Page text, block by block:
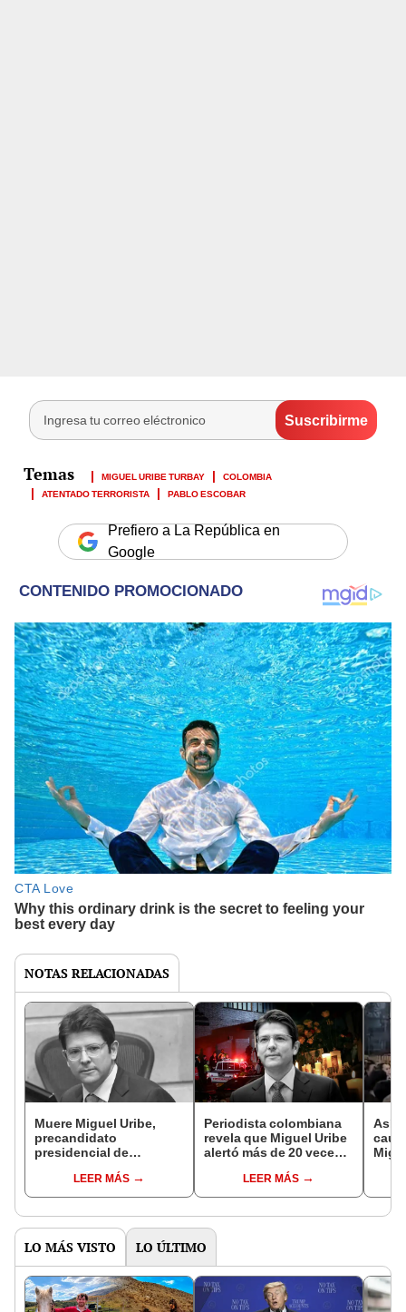
MIGUEL URIBE TURBAY
COLOMBIA
ATENTADO TERRORISTA
PABLO ESCOBAR
Prefiero a La República en
Google
NOTAS RELACIONADAS
Muere Miguel Uribe,
precandidato
presidencial de
un sicario de 15 años
durante un mitin
LEER MÁS
Periodista colombiana
revela que Miguel Uribe
alertó más de 20 veces
antes del atentado que
lo mató
LEER MÁS
Así
LO MÁS VISTO LO ÚLTIMO